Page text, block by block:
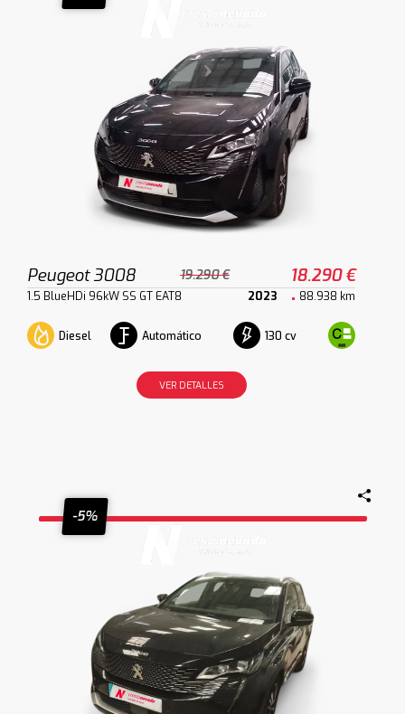
Peugeot 3008 19.290 € 18.290 €
1.5 BlueHDi 96kW SS GT EAT8 2023 88.938 km
Diesel Automático 130 cv
VER DETALLES
-5%